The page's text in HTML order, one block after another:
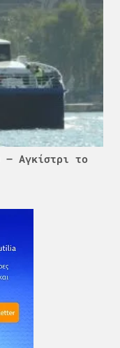
– Αγκίστρι το